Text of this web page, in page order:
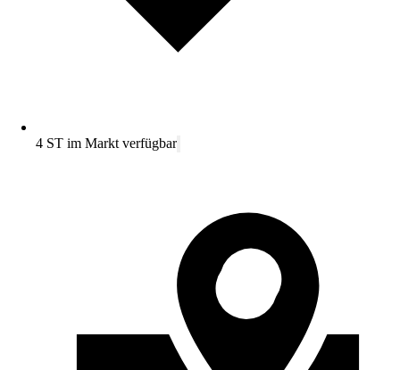
4 ST im Markt verfügbar